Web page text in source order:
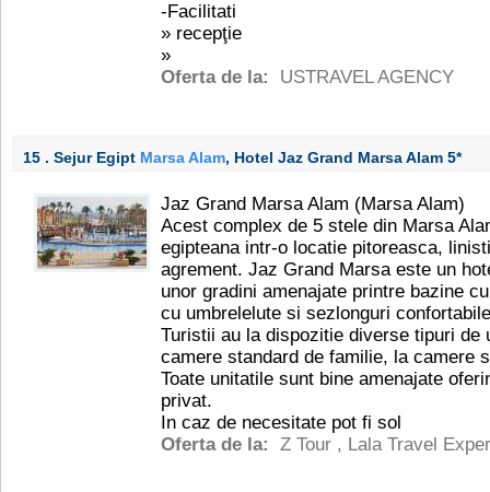
-Facilitati
» recepţie
»
Oferta de la:
USTRAVEL AGENCY
15 . Sejur Egipt Marsa Alam, Hotel Jaz Grand Marsa Alam 5*
Jaz Grand Marsa Alam (Marsa Alam)
Acest complex de 5 stele din Marsa
egipteana intr-o locatie pitoreasca,
agrement. Jaz Grand Marsa este un
unor gradini amenajate printre bazine
cu umbrelelute si sezlonguri
Turistii au la dispozitie diverse tipuri de
camere standard de familie, la camere
Toate unitatile sunt bine amenajate
privat.
In caz de necesitate pot fi sol
Oferta de la:
Z Tour , Lala Travel